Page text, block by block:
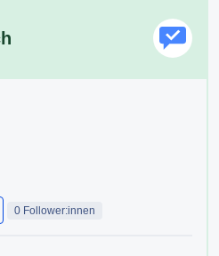
des Kopfes nicht mehr
ich gerne Auskunft darüber
(Studien, Erfahrungswerte,
wurde.
0 Follower:innen